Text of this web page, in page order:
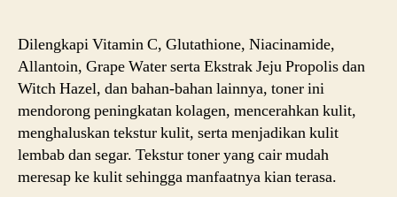
Dilengkapi Vitamin C, Glutathione, Niacinamide,
Allantoin, Grape Water serta Ekstrak Jeju Propolis dan
Witch Hazel, dan bahan-bahan lainnya, toner ini
mendorong peningkatan kolagen, mencerahkan kulit,
menghaluskan tekstur kulit, serta menjadikan kulit
lembab dan segar. Tekstur toner yang cair mudah
meresap ke kulit sehingga manfaatnya kian terasa.